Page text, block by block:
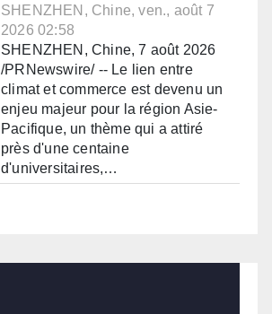
SHENZHEN, Chine, ven., août 7
2026 02:58
SHENZHEN, Chine, 7 août 2026
/PRNewswire/ -- Le lien entre
climat et commerce est devenu un
enjeu majeur pour la région Asie-
Pacifique, un thème qui a attiré
près d'une centaine
d'universitaires,…